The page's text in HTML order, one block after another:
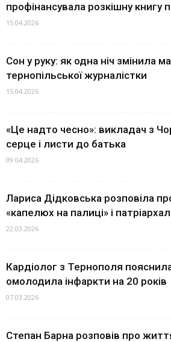
профінансувала розкішну книгу
15.04.2026
Сон у руку: як одна ніч змінила
тернопільської журналістки
15.04.2026
«Це надто чесно»: викладач з
серце і листи до батька
09.04.2026
Лариса Дідковська розповіла
«капелюх на палиці» і
22.03.2026
Кардіолог з Тернополя
омолодила інфаркти на 20 років
07.03.2026
Степан Барна розповів про